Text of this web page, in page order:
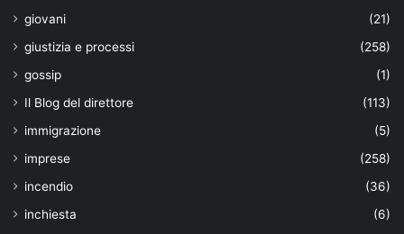
giovani
(21)
giustizia e processi
(258)
gossip
(1)
Il Blog del direttore
(113)
immigrazione
(5)
imprese
(258)
incendio
(36)
inchiesta
(6)